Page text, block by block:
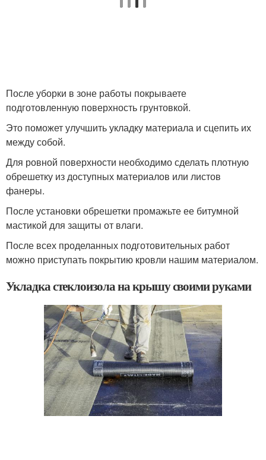
После уборки в зоне работы покрываете
подготовленную поверхность грунтовкой.
Это поможет улучшить укладку материала и сцепить их
между собой.
Для ровной поверхности необходимо сделать плотную
обрешетку из доступных материалов или листов
фанеры.
После установки обрешетки промажьте ее битумной
мастикой для защиты от влаги.
После всех проделанных подготовительных работ
можно приступать покрытию кровли нашим материалом.
Укладка стеклоизола на крышу своими руками